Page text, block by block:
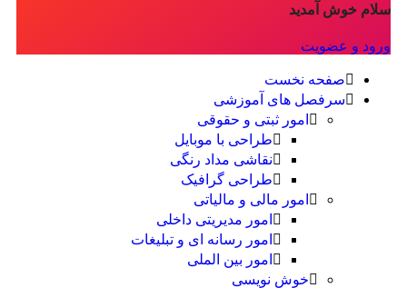
سلام خوش آمدید
ورود و عضویت
صفحه نخست
سرفصل های آموزشی
امور ثبتی و حقوقی
طراحی با موبایل
نقاشی مداد رنگی
طراحی گرافیک
امور مالی و مالیاتی
امور مدیریتی داخلی
امور رسانه ای و تبلیغات
امور بین الملی
خوش نویسی